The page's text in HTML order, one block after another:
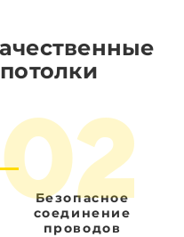
Безопасное
соединение
проводов